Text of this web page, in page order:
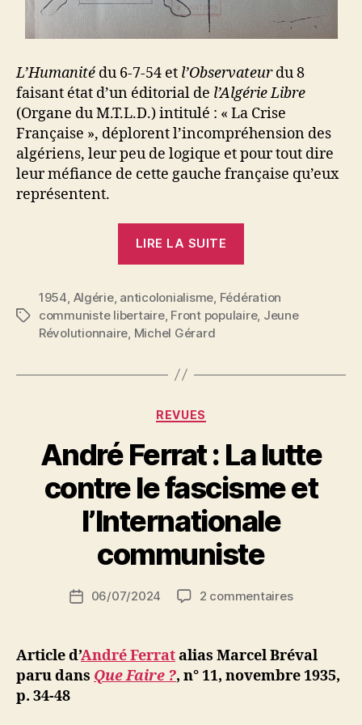
L’Humanité du 6-7-54 et l’Observateurdu 8
faisant état d’un éditorial de l’Algérie Libre
(Organe du M.T.L.D.) intitulé : « La Crise
Française », déplorent l’incompréhension des
algériens, leur peu de logique et pour tout dire
leur méfiance de cette gauche française qu’eux
représentent.
LIRE LA SUITE
Du
Front
Nord »
Étiquettes
1954 Algérie, anticolonialisme Fédération
communiste libertaire, Front populaire, Jeune
Révolutionnaire Michel Gérard
Catégories
REVUES
André Ferrat : La lutte
contre le fascisme et
l’Internationale
communiste
Auteur
a
N
ji
b
Date06/07/2024 2 commentairessur
:
lutte
Article d’André Ferratalias Marcel Bréval
paru dans Que Faire ?, n° 11, novembre 1935,
p. 34-48